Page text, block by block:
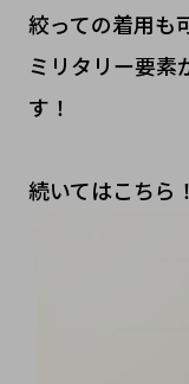
絞っての着用も
ミリタリー要素
す！
続いてはこちら！